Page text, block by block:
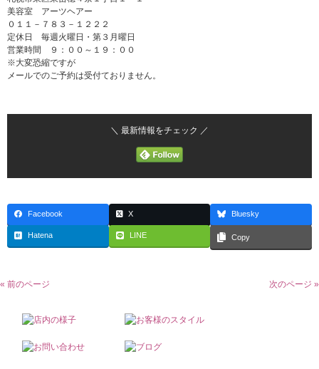
美容室 アーツヘアー
０１１－７８３－１２２２
定休日 毎週火曜日・第３月曜日
営業時間 ９：００～１９：００
※大変恐縮ですが
メールでのご予約は受付ておりません。
＼ 最新情報をチェック ／
Facebook X Bluesky
Hatena LINE Copy
« 前のページ 次のページ »